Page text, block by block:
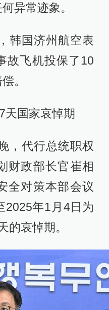
异常迹象。
韩国济州航空表
故飞机投保了10
。
天国家哀悼期
，代行总统职权
财政部长官崔相
全对策本部会议
2025年1月4日为
的哀悼期。